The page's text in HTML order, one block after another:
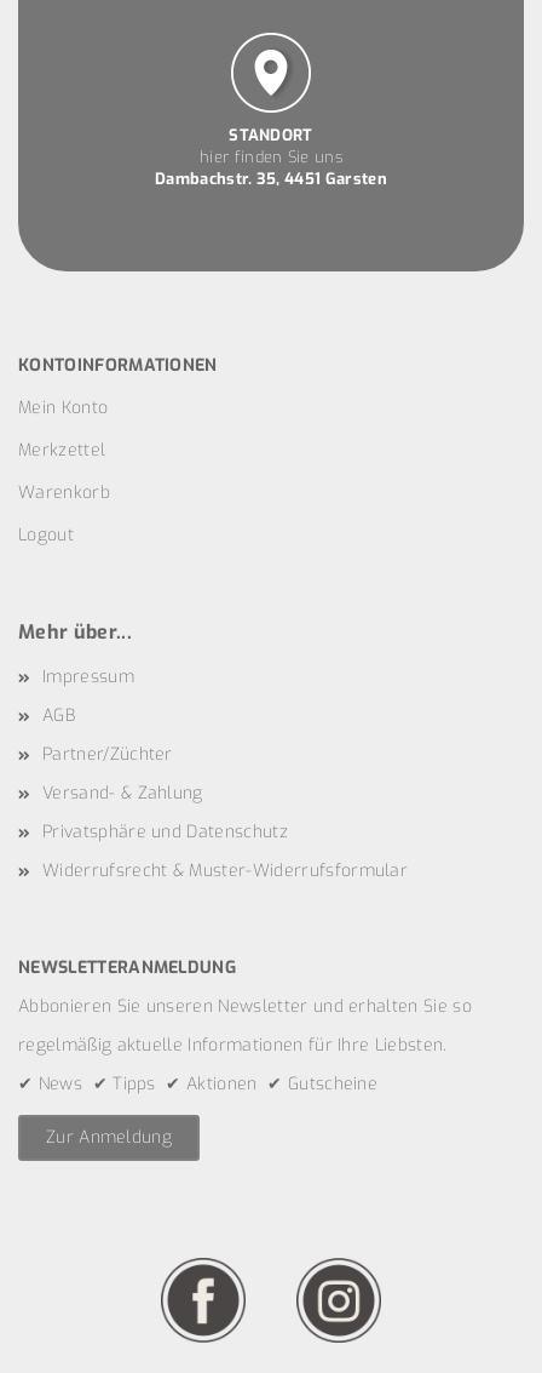
STANDORT
hier finden Sie uns
Dambachstr. 35, 4451 Garsten
KONTOINFORMATIONEN
Mein Konto
Merkzettel
Warenkorb
Logout
Mehr über...
Impressum
AGB
Partner/Züchter
Versand- & Zahlung
Privatsphäre und Datenschutz
Widerrufsrecht & Muster-Widerrufsformular
NEWSLETTERANMELDUNG
Abbonieren Sie unseren Newsletter und erhalten Sie so
regelmäßig aktuelle Informationen für Ihre Liebsten.
✔ News ✔ Tipps ✔ Aktionen ✔ Gutscheine
Zur Anmeldung